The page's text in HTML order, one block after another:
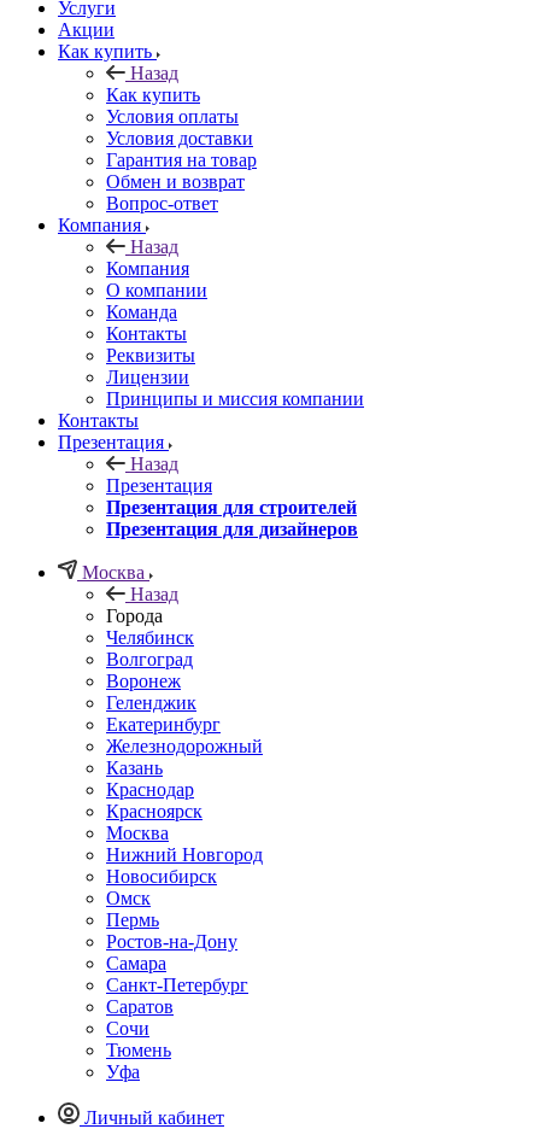
Услуги
Акции
Как купить
Назад
Как купить
Условия оплаты
Условия доставки
Гарантия на товар
Обмен и возврат
Вопрос-ответ
Компания
Назад
Компания
О компании
Команда
Контакты
Реквизиты
Лицензии
Принципы и миссия компании
Контакты
Презентация
Назад
Презентация
Презентация для строителей
Презентация для дизайнеров
Москва
Назад
Города
Челябинск
Волгоград
Воронеж
Геленджик
Екатеринбург
Железнодорожный
Казань
Краснодар
Красноярск
Москва
Нижний Новгород
Новосибирск
Омск
Пермь
Ростов-на-Дону
Самара
Санкт-Петербург
Саратов
Сочи
Тюмень
Уфа
Личный кабинет